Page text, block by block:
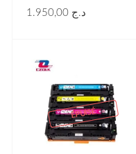
د.ج 1.950,00
ÉPUISÉ